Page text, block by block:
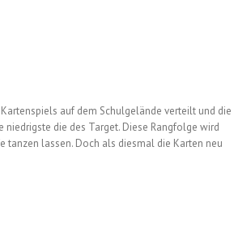
auf dem Schulgelände verteilt und die
niedrigste die des Target. Diese Rangfolge wird
tanzen lassen. Doch als diesmal die Karten neu